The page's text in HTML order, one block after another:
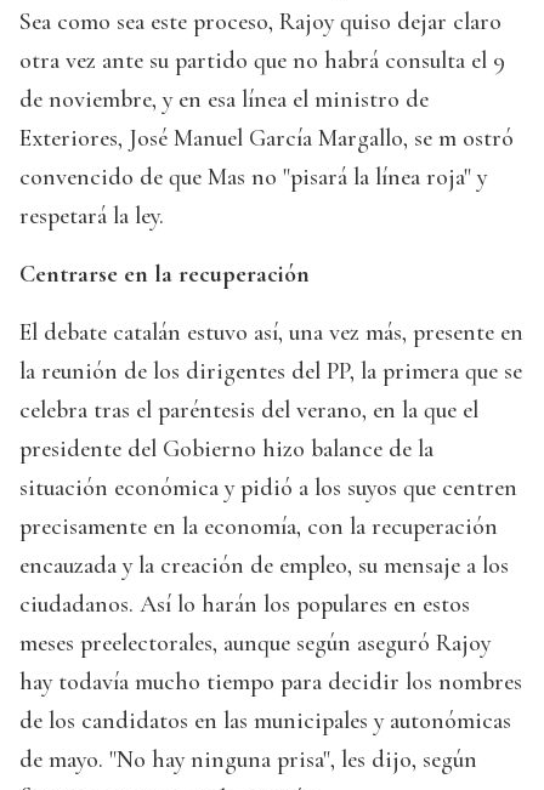
Sea como sea este proceso, Rajoy quiso dejar claro
otra vez ante su partido que no habrá consulta el 9
de noviembre, y en esa línea el ministro de
Exteriores, José Manuel García Margallo, se m ostró
convencido de que Mas no "pisará la línea roja" y
respetará la ley.
Centrarse en la recuperación
El debate catalán estuvo así, una vez más, presente en
la reunión de los dirigentes del PP, la primera que se
celebra tras el paréntesis del verano, en la que el
presidente del Gobierno hizo balance de la
situación económica y pidió a los suyos que centren
precisamente en la economía, con la recuperación
encauzada y la creación de empleo, su mensaje a los
ciudadanos. Así lo harán los populares en estos
meses preelectorales, aunque según aseguró Rajoy
hay todavía mucho tiempo para decidir los nombres
de los candidatos en las municipales y autonómicas
de mayo. "No hay ninguna prisa", les dijo, según